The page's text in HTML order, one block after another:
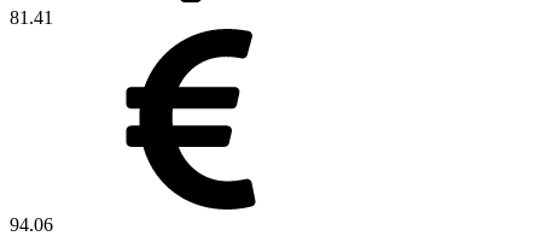
81.41
94.06